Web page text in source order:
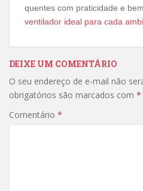
quentes com praticidade e
ventilador ideal para cada
DEIXE UM COMENTÁRIO
O seu endereço de e-mail não
obrigatórios são marcados com *
Comentário *